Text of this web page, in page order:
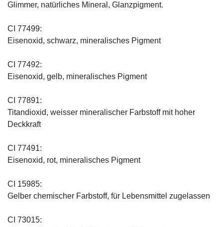
Glimmer, natürliches Mineral, Glanzpigment.
CI 77499:
Eisenoxid, schwarz, mineralisches Pigment
CI 77492:
Eisenoxid, gelb, mineralisches Pigment
CI 77891:
Titandioxid, weisser mineralischer Farbstoff mit hoher
Deckkraft
CI 77491:
Eisenoxid, rot, mineralisches Pigment
CI 15985:
Gelber chemischer Farbstoff, für Lebensmittel zugelassen
CI 73015: